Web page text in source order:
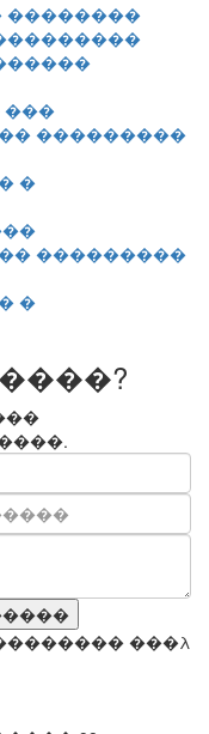
��������
���������
�
���λ